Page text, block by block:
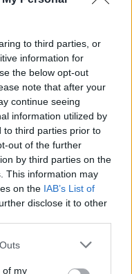
to third parties, or
information for
the below opt-out
note that after your
continue seeing
information utilized by
to third parties prior to
out of the further
by third parties on the
This information may
on the IAB’s List of
disclose it to other
of my